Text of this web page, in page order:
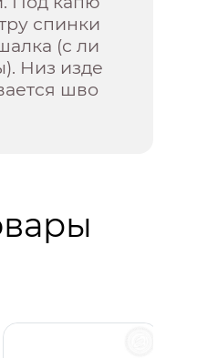
спинки
(с ли
Низ изде
шво